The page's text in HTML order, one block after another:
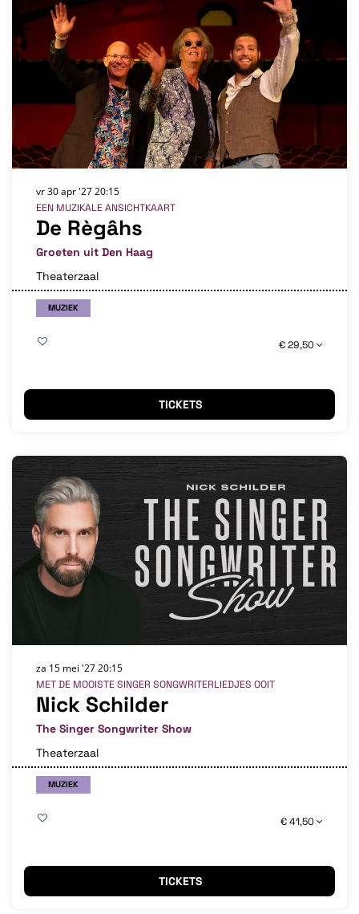
De Règâhs
Groeten uit Den Haag
EEN MUZIKALE ANSICHTKAART
vr 30 apr '2720:15
Theaterzaal
MUZIEK
€ 29,50
TICKETS
Nick Schilder
The Singer Songwriter Show
MET DE MOOISTE SINGER SONGWRITERLIEDJES OOIT
za 15 mei '2720:15
Theaterzaal
MUZIEK
€ 41,50
TICKETS